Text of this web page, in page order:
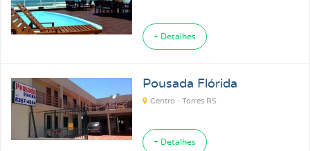
+ Detalhes
Pousada Flórida
Centro - Torres RS
+ Detalhes